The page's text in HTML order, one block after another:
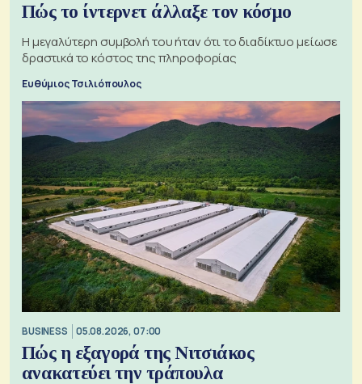
Πώς το ίντερνετ άλλαξε τον κόσμο
Η μεγαλύτερη συμβολή του ήταν ότι το διαδίκτυο μείωσε
δραστικά το κόστος της πληροφορίας
Ευθύμιος Τσιλιόπουλος
BUSINESS 05.08.2026, 07:00
Πώς η εξαγορά της Νιτσιάκος
ανακατεύει την τράπουλα